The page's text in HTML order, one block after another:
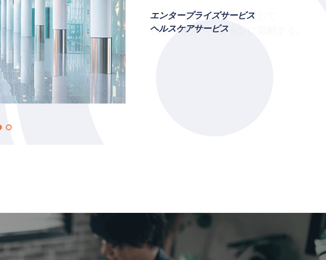
テクノロジーの進化を通じて
社会のイノベーションに貢献する。
エンタープライズサービス
ヘルスケアサービス
MVV Special site